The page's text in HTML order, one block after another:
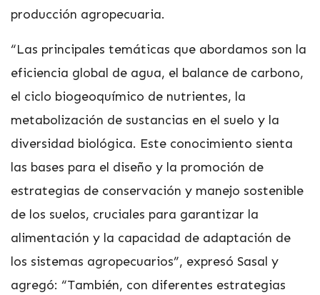
producción agropecuaria.
“Las principales temáticas que abordamos son la
eficiencia global de agua, el balance de carbono,
el ciclo biogeoquímico de nutrientes, la
metabolización de sustancias en el suelo y la
diversidad biológica. Este conocimiento sienta
las bases para el diseño y la promoción de
estrategias de conservación y manejo sostenible
de los suelos, cruciales para garantizar la
alimentación y la capacidad de adaptación de
los sistemas agropecuarios”, expresó Sasal y
agregó: “También, con diferentes estrategias